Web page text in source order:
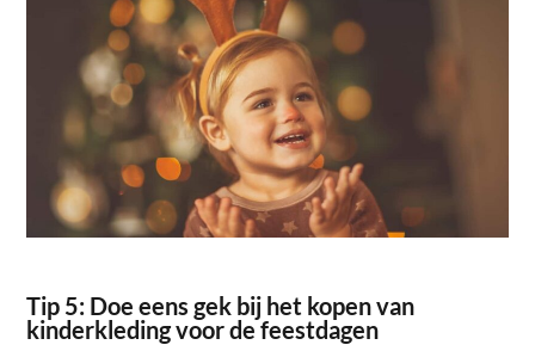
Tip 5: Doe eens gek bij het kopen van
kinderkleding voor de feestdagen